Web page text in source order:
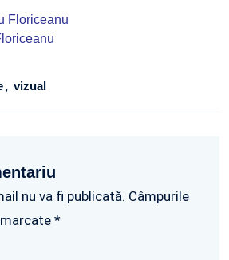
Floriceanu
vizual
nu va fi publicată. Câmpurile
*